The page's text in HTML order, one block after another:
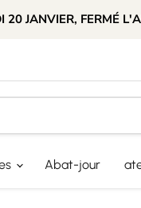
20 JANVIER, FERMÉ
Abat-jour